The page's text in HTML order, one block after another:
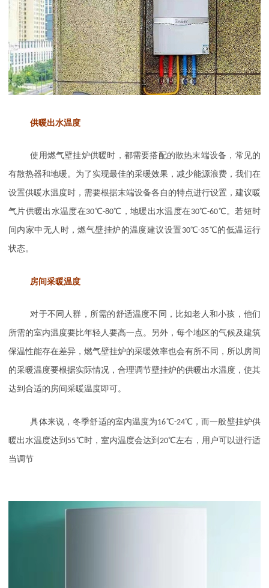
供暖出水温度
使用燃气壁挂炉供暖时，都需要搭配的散热末端设备，常见的
有散热器和地暖。为了实现最佳的采暖效果，减少能源浪费，我们在
设置供暖水温度时，需要根据末端设备各自的特点进行设置，建议暖
气片供暖出水温度在30℃-80℃，地暖出水温度在30℃-60℃。若短时
间内家中无人时，燃气壁挂炉的温度建议设置30℃-35℃的低温运行
状态。
房间采暖温度
对于不同人群，所需的舒适温度不同，比如老人和小孩，他们
所需的室内温度要比年轻人要高一点。另外，每个地区的气候及建筑
保温性能存在差异，燃气壁挂炉的采暖效率也会有所不同，所以房间
的采暖温度要根据实际情况，合理调节壁挂炉的供暖出水温度，使其
达到合适的房间采暖温度即可。
具体来说，冬季舒适的室内温度为16℃-24℃，而一般壁挂炉供
暖出水温度达到 55℃时，室内温度会达到20℃左右，用户可以进行适
当调节